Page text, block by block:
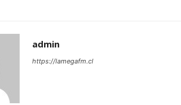
admin
https://lamegafm.cl